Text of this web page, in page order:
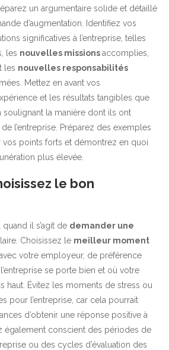
un argumentaire solide et détaillé
d’augmentation. Identifiez vos
significatives à l’entreprise, telles
les nouvelles missionsaccomplies,
les nouvelles responsabilités
Mettez en avant vos
et les résultats tangibles que
soulignant la manière dont ils ont
l’entreprise. Préparez des exemples
points forts et démontrez en quoi
plus élevée.
le bon
quand il s’agit de demander une
Choisissez le meilleur moment
votre employeur, de préférence
se porte bien et où votre
haut. Évitez les moments de stress ou
pour l’entreprise, car cela pourrait
d’obtenir une réponse positive à
également conscient des périodes de
ou des cycles d’évaluation des